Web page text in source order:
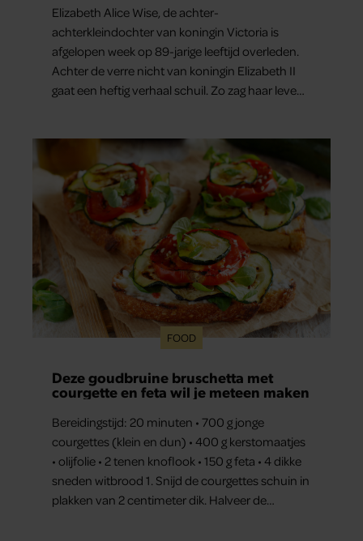
Elizabeth Alice Wise, de achter-
achterkleindochter van koningin Victoria is
afgelopen week op 89-jarige leeftijd overleden.
Achter de verre nicht van koningin Elizabeth II
gaat een heftig verhaal schuil. Zo zag haar leven
FOOD
Deze goudbruine bruschetta met
courgette en feta wil je meteen maken
Bereidingstijd: 20 minuten • 700 g jonge
courgettes (klein en dun) • 400 g kerstomaatjes
• olijfolie • 2 tenen knoflook • 150 g feta • 4 dikke
sneden witbrood 1. Snijd de courgettes schuin in
plakken van 2 centimeter dik. Halveer de